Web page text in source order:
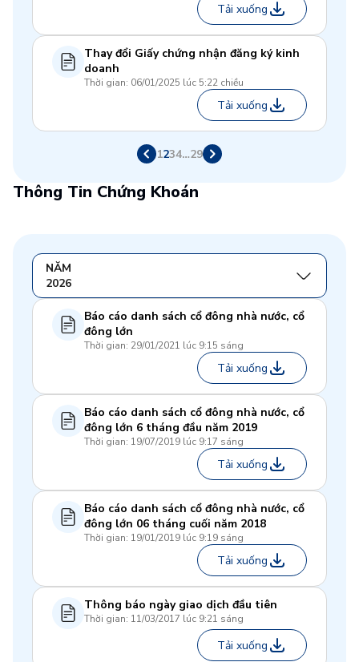
Tải xuống
Thay đổi Giấy chứng nhận đăng ký kinh
doanh
Thời gian: 06/01/2025 lúc 5:22 chiều
Tải xuống
1234…29
Thông Tin Chứng Khoán
NĂM
2026
Báo cáo danh sách cổ đông nhà nước, cổ
đông lớn
Thời gian: 29/01/2021 lúc 9:15 sáng
Tải xuống
Báo cáo danh sách cổ đông nhà nước, cổ
đông lớn 6 tháng đầu năm 2019
Thời gian: 19/07/2019 lúc 9:17 sáng
Tải xuống
Báo cáo danh sách cổ đông nhà nước, cổ
đông lớn 06 tháng cuối năm 2018
Thời gian: 19/01/2019 lúc 9:19 sáng
Tải xuống
Thông báo ngày giao dịch đầu tiên
Thời gian: 11/03/2017 lúc 9:21 sáng
Tải xuống